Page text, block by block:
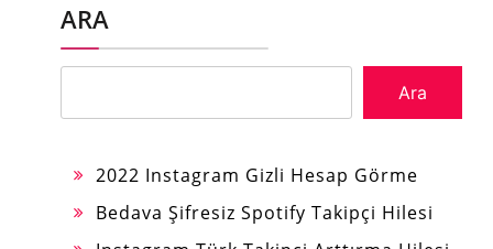
ARA
Ara
2022 Instagram Gizli Hesap Görme
Bedava Şifresiz Spotify Takipçi Hilesi